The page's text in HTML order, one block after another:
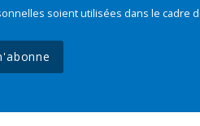
soient utilisées dans le cadre